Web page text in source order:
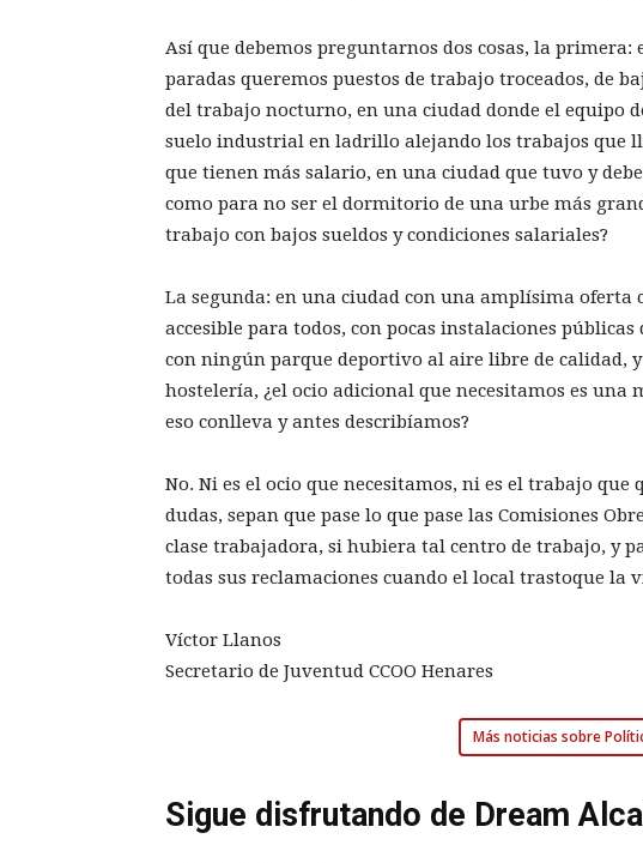
Así que debemos preguntarnos dos cosas, la primera:
paradas queremos puestos de trabajo troceados, de
del trabajo nocturno, en una ciudad donde el equipo
suelo industrial en ladrillo alejando los trabajos que
que tienen más salario, en una ciudad que tuvo y
como para no ser el dormitorio de una urbe más
trabajo con bajos sueldos y condiciones salariales?
La segunda: en una ciudad con una amplísima
accesible para todos, con pocas instalaciones
con ningún parque deportivo al aire libre de calidad,
hostelería, ¿el ocio adicional que necesitamos es una
eso conlleva y antes describíamos?
No. Ni es el ocio que necesitamos, ni es el trabajo
dudas, sepan que pase lo que pase las Comisiones
clase trabajadora, si hubiera tal centro de trabajo, y
todas sus reclamaciones cuando el local trastoque la
Víctor Llanos
Secretario de Juventud CCOO Henares
Más noticias sobre
Sigue disfrutando de Dream